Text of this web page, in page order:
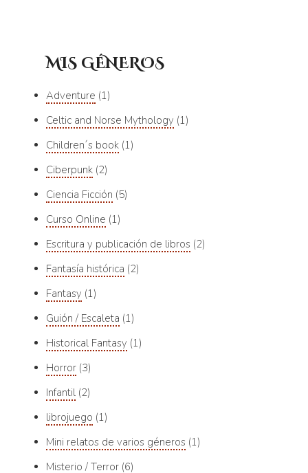
MIS GÉNEROS
Adventure 1
Celtic and Norse Mythology 1
Children´s book 1
Ciberpunk 2
Ciencia Ficción 5
Curso Online 1
Escritura y publicación de libros 2
Fantasía histórica 2
Fantasy 1
Guión / Escaleta 1
Historical Fantasy 1
Horror 3
Infantil 2
librojuego 1
Mini relatos de varios géneros 1
Misterio / Terror 6